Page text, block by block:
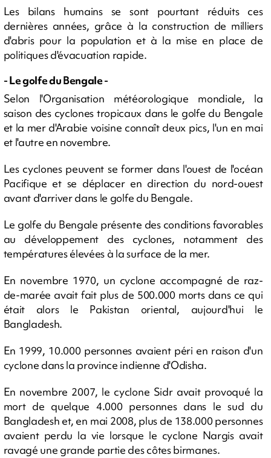
Les bilans humains se sont pourtant réduits ces
dernières années, grâce à la construction de milliers
d'abris pour la population et à la mise en place de
politiques d'évacuation rapide.
- Le golfe du Bengale -
Selon l'Organisation météorologique mondiale, la
saison des cyclones tropicaux dans le golfe du Bengale
et la mer d'Arabie voisine connaît deux pics, l'un en mai
et l'autre en novembre.
Les cyclones peuvent se former dans l'ouest de l'océan
Pacifique et se déplacer en direction du nord-ouest
avant d'arriver dans le golfe du Bengale.
Le golfe du Bengale présente des conditions favorables
au développement des cyclones, notamment des
températures élevées à la surface de la mer.
En novembre 1970, un cyclone accompagné de raz-
de-marée avait fait plus de 500.000 morts dans ce qui
était alors le Pakistan oriental, aujourd'hui le
Bangladesh.
En 1999, 10.000 personnes avaient péri en raison d'un
cyclone dans la province indienne d'Odisha.
En novembre 2007, le cyclone Sidr avait provoqué la
mort de quelque 4.000 personnes dans le sud du
Bangladesh et, en mai 2008, plus de 138.000 personnes
avaient perdu la vie lorsque le cyclone Nargis avait
ravagé une grande partie des côtes birmanes.